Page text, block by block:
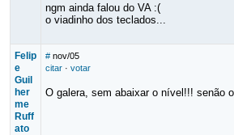
ngm ainda falou do VA :(
o viadinho dos teclados...
Felip
e
Guil
her
me
Ruff
ato
# nov/05
citar· votar
O galera, sem abaixar o nível!!! senão